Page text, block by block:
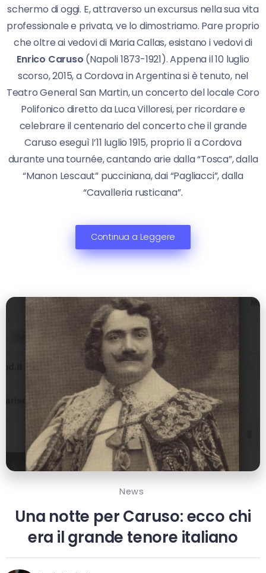
schermo di oggi. E, attraverso un excursus nella sua vita
professionale e privata, ve lo dimostriamo. Pare proprio
che oltre ai vedovi di Maria Callas, esistano i vedovi di
Enrico Caruso (Napoli 1873-1921). Appena il 10 luglio
scorso, 2015, a Cordova in Argentina si è tenuto, nel
Teatro General San Martin, un concerto del locale Coro
Polifonico diretto da Luca Villoresi, per ricordare e
celebrare il centenario del concerto che il grande
Caruso eseguì l’11 luglio 1915, proprio lì a Cordova
durante una tournée, cantando arie dalla “Tosca”, dalla
“Manon Lescaut” pucciniana, dai “Pagliacci”, dalla
“Cavalleria rusticana”.
Continua a Leggere
News
Una notte per Caruso: ecco chi
era il grande tenore italiano